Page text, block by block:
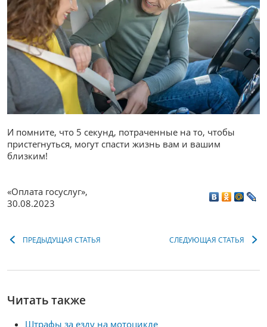
И помните, что 5 секунд, потраченные на то, чтобы
пристегнуться, могут спасти жизнь вам и вашим
близким!
«Оплата госуслуг»,
30.08.2023
ПРЕДЫДУЩАЯ СТАТЬЯ СЛЕДУЮЩАЯ СТАТЬЯ
Читать также
Штрафы за езду на мотоцикле